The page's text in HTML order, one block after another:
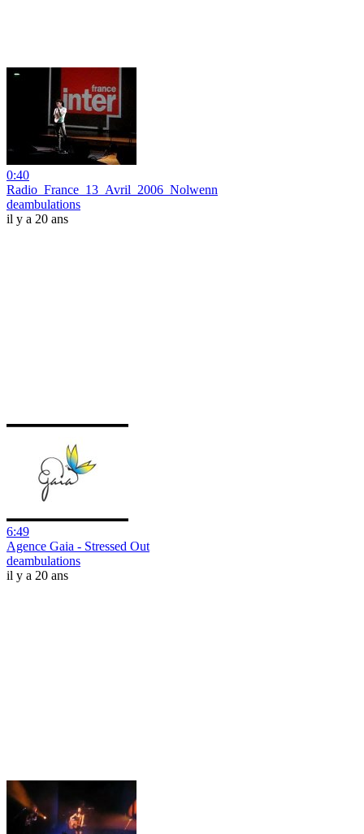
0:40
Radio_France_13_Avril_2006_Nolwenn
deambulations
il y a 20 ans
6:49
Agence Gaia - Stressed Out
deambulations
il y a 20 ans